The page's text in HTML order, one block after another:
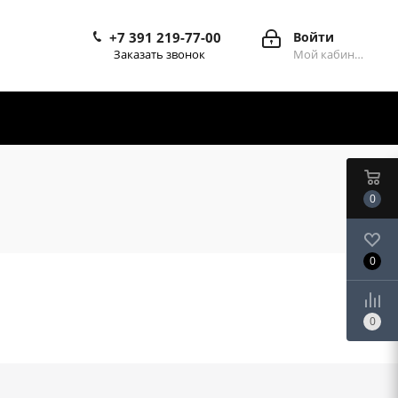
Войти
Мой кабинет
+7 391 219-77-00
Заказать звонок
0
0
0